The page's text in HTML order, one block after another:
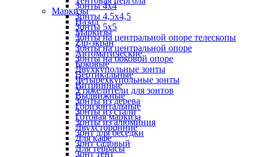
Зонты 4х4
Зонты 4,5х4,5
Зонты 5х5
Зонты на центральной опоре телескопы
Зонты на центральной опоре
Зонты на боковой опоре
Двухкупольные зонты
Четырехкупольные зонты
Утяжелители для зонтов
Зонты из дерева
Зонты из стали
Зонты из алюминия
Зонт для беседки
Зонт садовый
Зонт тент
Маркизы
Назад
Маркизы
Zip-экран
Автоматические
Боковые
Вертикальные
Витринные
Выдвижные
Горизонтальные
Готовая маркиза
Двухсторонние
Для кафе
Для террасы